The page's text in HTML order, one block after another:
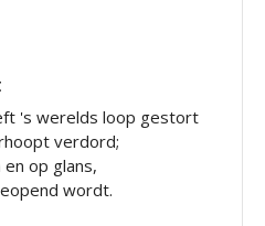
's werelds loop gestort
verdord;
op glans,
wordt.